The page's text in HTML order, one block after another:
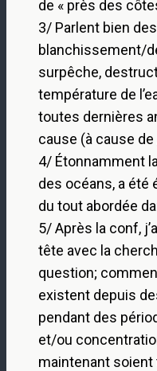
de « près des
3/ Parlent bien
blanchissement/
surpêche,
température de
toutes dernières
cause (à cause de
4/ Étonnamment
des océans, a été
du tout abordée
5/ Après la conf,
tête avec la
question;
existent depuis
pendant des
et/ou
maintenant soient